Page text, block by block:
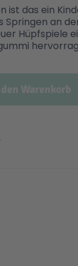
ist das ein
Springen an
Hüpfspiele
Warenkorb